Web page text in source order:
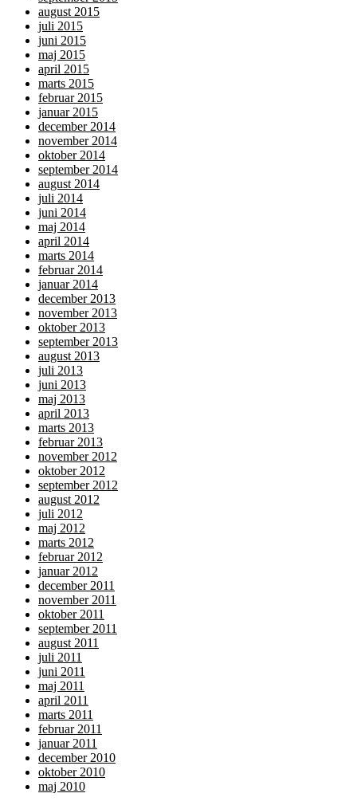
august 2015
juli 2015
juni 2015
maj 2015
april 2015
marts 2015
februar 2015
januar 2015
december 2014
november 2014
oktober 2014
september 2014
august 2014
juli 2014
juni 2014
maj 2014
april 2014
marts 2014
februar 2014
januar 2014
december 2013
november 2013
oktober 2013
september 2013
august 2013
juli 2013
juni 2013
maj 2013
april 2013
marts 2013
februar 2013
november 2012
oktober 2012
september 2012
august 2012
juli 2012
maj 2012
marts 2012
februar 2012
januar 2012
december 2011
november 2011
oktober 2011
september 2011
august 2011
juli 2011
juni 2011
maj 2011
april 2011
marts 2011
februar 2011
januar 2011
december 2010
oktober 2010
maj 2010